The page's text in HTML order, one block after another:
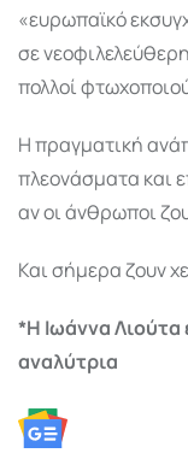
«ευρωπαϊκό
σε
πολλοί
Η πραγματική
πλεονάσματα και
αν οι άνθρωποι
Και σήμερα ζουν
*Η Ιωάννα Λιούτα
αναλύτρια